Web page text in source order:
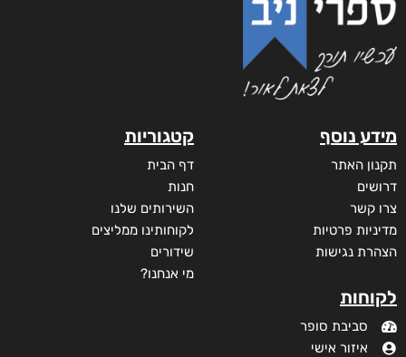
מידע נוסף
תקנון האתר
דרושים
צרו קשר
מדיניות פרטיות
הצהרת נגישות
לקוחות
סביבת סופר
איזור אישי
קטגוריות
דף הבית
חנות
השירותים שלנו
לקוחותינו ממליצים
שידורים
מי אנחנו?